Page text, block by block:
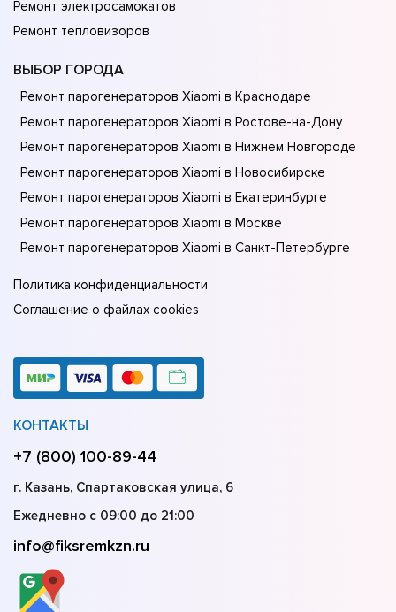
Ремонт электросамокатов
Ремонт тепловизоров
ВЫБОР ГОРОДА
Ремонт парогенераторов Xiaomi в Краснодаре
Ремонт парогенераторов Xiaomi в Ростове-на-Донy
Ремонт парогенераторов Xiaomi в Нижнем Новгороде
Ремонт парогенераторов Xiaomi в Новосибирске
Ремонт парогенераторов Xiaomi в Екатеринбурге
Ремонт парогенераторов Xiaomi в Москве
Ремонт парогенераторов Xiaomi в Санкт-Петербурге
Политика конфиденциальности
Соглашение о файлах cookies
КОНТАКТЫ
+7 (800) 100-89-44
г. Казань, Спартаковская улица, 6
Ежедневно с 09:00 до 21:00
info@fiksremkzn.ru